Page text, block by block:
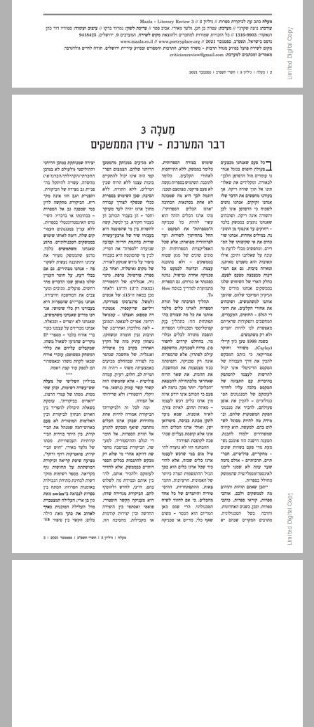
תוכן העניינים ... 2
דבר המערכת – עידן הממשקים ... 3